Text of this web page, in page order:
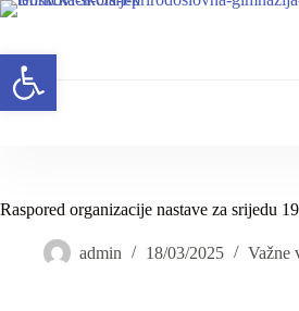
Preskoči
Raspored organizacije nastave za srijedu
admin 18/03/2025 Važne
Open toolbar